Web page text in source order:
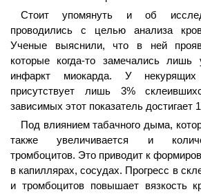
Стоит упомянуть и об
проводились с целью анализа
Ученые выяснили, что в ней
которые когда-то замечались лишь
инфаркт миокарда. У
присутствует лишь 3%
зависимых этот показатель достигает
Под влиянием табачного дыма,
также увеличивается и
тромбоцитов. Это приводит к
в капиллярах, сосудах. Прогресс в
и тромбоцитов повышает вязкость